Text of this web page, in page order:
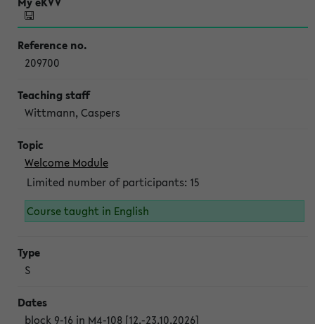
209700
Wittmann, Caspers
Welcome Module
Limited number of participants: 15
Course taught in English
S
block 9-16 in M4-108 [12.-23.10.2026]